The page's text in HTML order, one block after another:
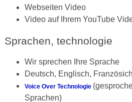
Webseiten Video
Video auf Ihrem YouTube
Sprachen, technologie
Wir sprechen Ihre Sprache
Deutsch, Englisch, Französich
Voice Over Technologie
Sprachen)